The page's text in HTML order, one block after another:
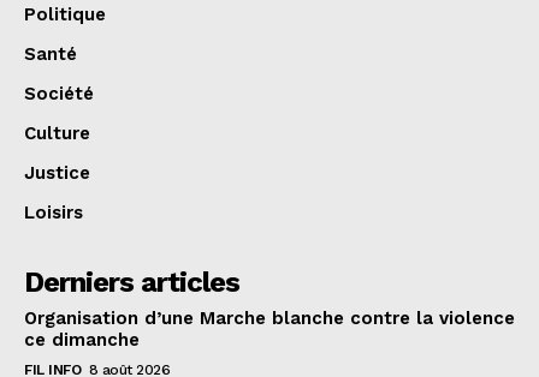
Politique
Santé
Société
Culture
Justice
Loisirs
Derniers articles
Organisation d’une Marche blanche contre la violence
ce dimanche
FIL INFO 8 août 2026